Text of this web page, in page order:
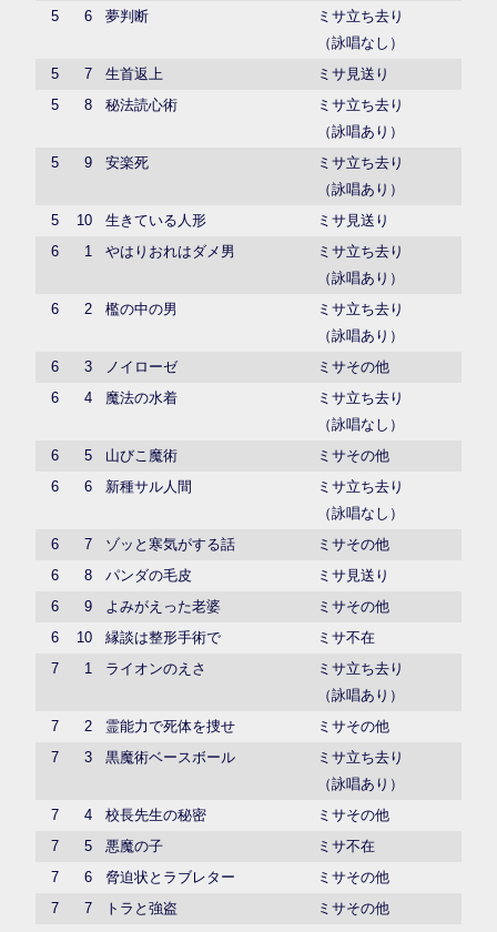
5
6 夢判断
ミサ立ち去り
（詠唱なし）
5
7 生首返上
ミサ見送り
5
8 秘法読心術
ミサ立ち去り
（詠唱あり）
5
9 安楽死
ミサ立ち去り
（詠唱あり）
5
10 生きている人形
ミサ見送り
6
1 やはりおれはダメ男
ミサ立ち去り
（詠唱あり）
6
2 檻の中の男
ミサ立ち去り
（詠唱あり）
6
3 ノイローゼ
ミサその他
6
4 魔法の水着
ミサ立ち去り
（詠唱なし）
6
5 山びこ魔術
ミサその他
6
6 新種サル人間
ミサ立ち去り
（詠唱なし）
6
7 ゾッと寒気がする話
ミサその他
6
8 パンダの毛皮
ミサ見送り
6
9 よみがえった老婆
ミサその他
6
10 縁談は整形手術で
ミサ不在
7
1 ライオンのえさ
ミサ立ち去り
（詠唱あり）
7
2 霊能力で死体を捜せ
ミサその他
7
3 黒魔術ベースボール
ミサ立ち去り
（詠唱あり）
7
4 校長先生の秘密
ミサその他
7
5 悪魔の子
ミサ不在
7
6 脅迫状とラブレター
ミサその他
7
7 トラと強盗
ミサその他